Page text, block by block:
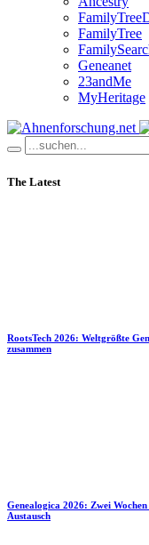
FamilyTree
Geneanet
23andMe
MyHeritage
The Latest
RootsTech 2026: Weltgrößte
zusammen
Genealogica 2026: Zwei
Austausch